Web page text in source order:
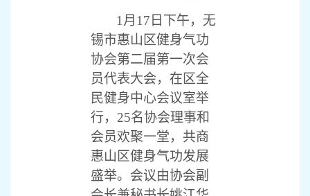
1月17日下午，无
锡市惠山区健身气功
协会第二届第一次会
员代表大会，在区全
民健身中心会议室举
行，25名协会理事和
会员欢聚一堂，共商
惠山区健身气功发展
盛举。会议由协会副